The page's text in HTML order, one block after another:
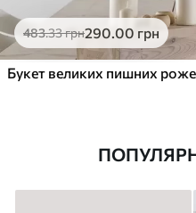
483.33грн290.00 грн